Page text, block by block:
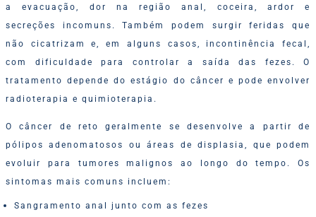
a evacuação, dor na região anal, coceira, ardor e
secreções incomuns. Também podem surgir feridas que
não cicatrizam e, em alguns casos, incontinência fecal,
com dificuldade para controlar a saída das fezes. O
tratamento depende do estágio do câncer e pode envolver
radioterapia e quimioterapia.
O câncer de reto geralmente se desenvolve a partir de
pólipos adenomatosos ou áreas de displasia, que podem
evoluir para tumores malignos ao longo do tempo. Os
sintomas mais comuns incluem:
Sangramento anal junto com as fezes